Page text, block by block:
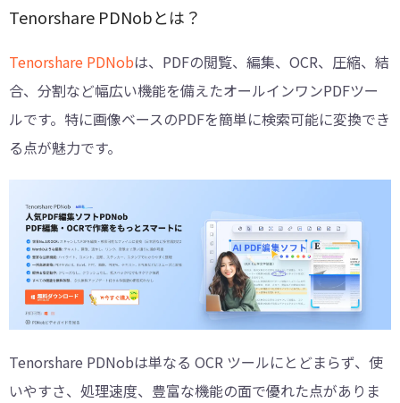
Tenorshare PDNobとは？
Tenorshare PDNobは、PDFの閲覧、編集、OCR、圧縮、結
合、分割など幅広い機能を備えたオールインワンPDFツー
ルです。特に画像ベースのPDFを簡単に検索可能に変換でき
る点が魅力です。
Tenorshare PDNobは単なる OCR ツールにとどまらず、使
いやすさ、処理速度、豊富な機能の面で優れた点がありま